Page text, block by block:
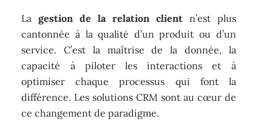
Lagestion de la relation clientn’est plus
cantonnée à la qualité d’un produit ou d’un
service. C’est la maîtrise de la donnée, la
capacité à piloter les interactions et à
optimiser chaque processus qui font la
différence. Les solutions CRM sont au cœur de
ce changement de paradigme.